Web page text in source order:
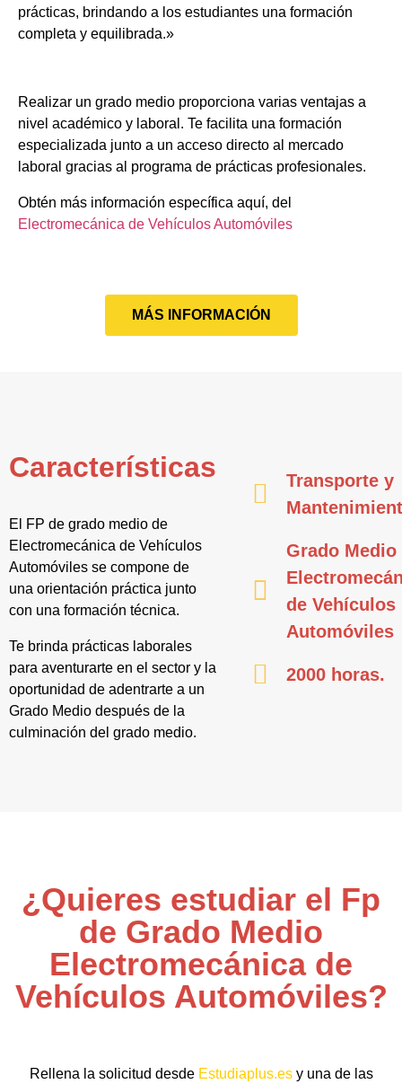
prácticas, brindando a los estudiantes una formación
completa y equilibrada.»
Realizar un grado medio proporciona varias ventajas a
nivel académico y laboral. Te facilita una formación
especializada junto a un acceso directo al mercado
laboral gracias al programa de prácticas profesionales.
Obtén más información específica aquí, del
Electromecánica de Vehículos Automóviles
MÁS INFORMACIÓN
Características
El FP de grado medio de
Electromecánica de Vehículos
Automóviles se compone de
una orientación práctica junto
con una formación técnica.
Te brinda prácticas laborales
para aventurarte en el sector y la
oportunidad de adentrarte a un
Grado Medio después de la
culminación del grado medio.
Transporte y
Grado Medio
de Vehículos
Automóviles
2000 horas.
¿Quieres estudiar el Fp
de Grado Medio
Electromecánica de
Vehículos Automóviles?
Rellena la solicitud desde Estudiaplus.esy una de las